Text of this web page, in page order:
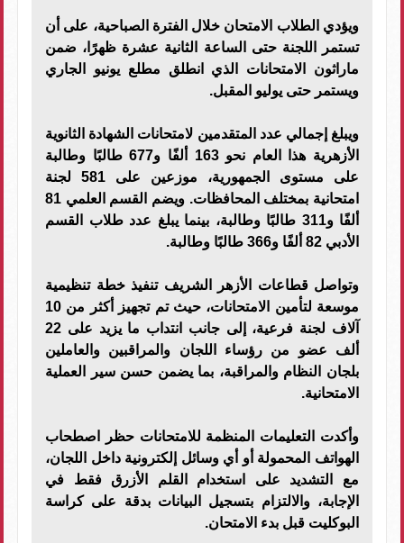
ويؤدي الطلاب الامتحان خلال الفترة الصباحية، على أن
تستمر اللجنة حتى الساعة الثانية عشرة ظهرًا، ضمن
ماراثون الامتحانات الذي انطلق مطلع يونيو الجاري
ويستمر حتى يوليو المقبل.
ويبلغ إجمالي عدد المتقدمين لامتحانات الشهادة الثانوية
الأزهرية هذا العام نحو 163 ألفًا و677 طالبًا وطالبة
على مستوى الجمهورية، موزعين على 581 لجنة
امتحانية بمختلف المحافظات. ويضم القسم العلمي 81
ألفًا و311 طالبًا وطالبة، بينما يبلغ عدد طلاب القسم
الأدبي 82 ألفًا و366 طالبًا وطالبة.
وتواصل قطاعات الأزهر الشريف تنفيذ خطة تنظيمية
موسعة لتأمين الامتحانات، حيث تم تجهيز أكثر من 10
آلاف لجنة فرعية، إلى جانب انتداب ما يزيد على 22
ألف عضو من رؤساء اللجان والمراقبين والعاملين
بلجان النظام والمراقبة، بما يضمن حسن سير العملية
الامتحانية.
وأكدت التعليمات المنظمة للامتحانات حظر اصطحاب
الهواتف المحمولة أو أي وسائل إلكترونية داخل اللجان،
مع التشديد على استخدام القلم الأزرق فقط في
الإجابة، والالتزام بتسجيل البيانات بدقة على كراسة
البوكليت قبل بدء الامتحان.